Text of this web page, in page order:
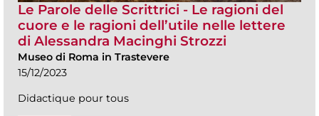
Le Parole delle Scrittrici - Le ragioni del
cuore e le ragioni dell’utile nelle lettere
di Alessandra Macinghi Strozzi
Museo di Roma in Trastevere
15/12/2023
Didactique pour tous